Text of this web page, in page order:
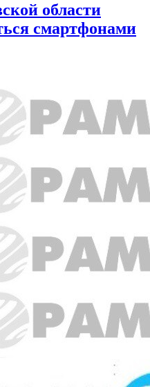
области
смартфонами